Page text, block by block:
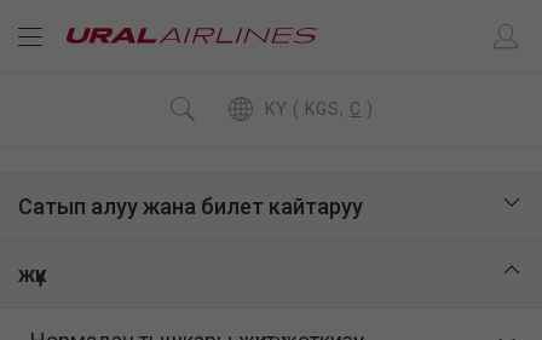
KY ( KGS, C )
Сатып алуу жана билет кайтаруу
жүк